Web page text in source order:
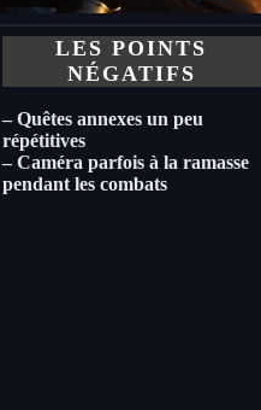
LES POINTS
NÉGATIFS
– Quêtes annexes un peu
répétitives
– Caméra parfois à la ramasse
pendant les combats